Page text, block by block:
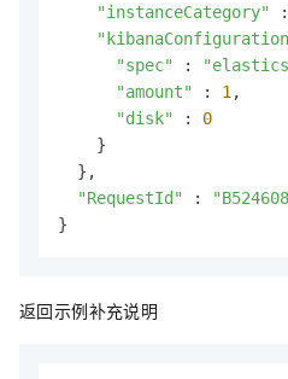
"instanceCategory"
:
"spec"
:
"amount"
: 1 ,
"disk"
: 0
    }
  },
"RequestId"
:
}
返回示例补充说明